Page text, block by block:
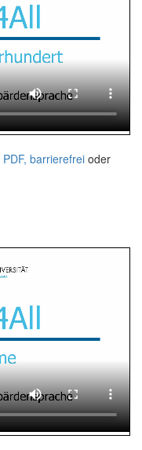
PDF, barrierefrei oder